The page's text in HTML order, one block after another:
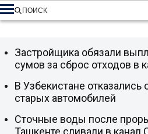
ПОИСК
Застройщика обязали
сумов за сброс отходов в
В Узбекистане отказались
старых автомобилей
Сточные воды после
Ташкенте сливали в канал